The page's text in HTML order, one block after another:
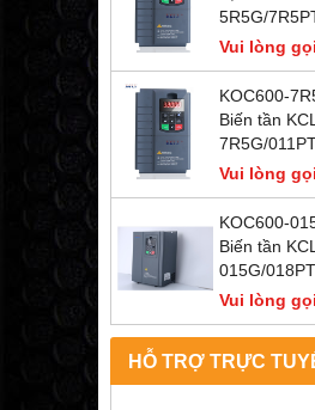
5R5G/
Vui lòng gọi
KOC600-
Biến tần
7R5G/
Vui lòng gọi
KOC600-
Biến tần
015G/
Vui lòng gọi
HỖ TRỢ TRỰC